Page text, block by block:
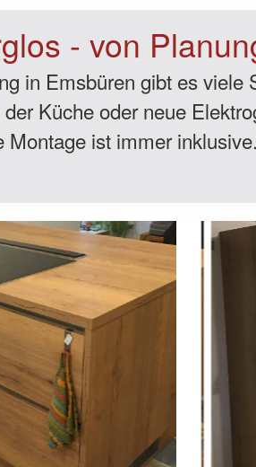
- von
in Emsbüren gibt es
Küche oder neue
Montage ist immer